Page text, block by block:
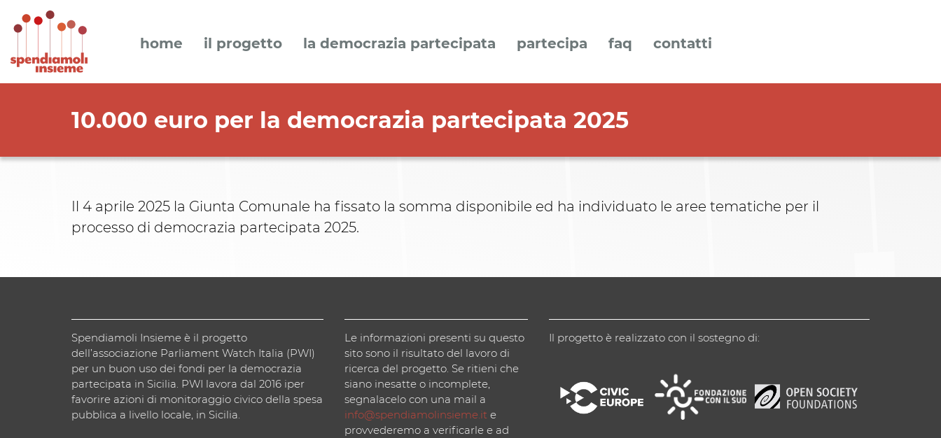
home il progetto la democrazia partecipata partecipa faq contatti
10.000 euro per la democrazia partecipata 2025
Il 4 aprile 2025 la Giunta Comunale ha fissato la somma disponibile ed ha individuato le aree tematiche per il
processo di democrazia partecipata 2025.
Spendiamoli Insieme è il progetto
dell’associazione Parliament Watch Italia (PWI)
per un buon uso dei fondi per la democrazia
partecipata in Sicilia. PWI lavora dal 2016 iper
favorire azioni di monitoraggio civico della spesa
pubblica a livello locale, in Sicilia.
Le informazioni presenti su questo
sito sono il risultato del lavoro di
ricerca del progetto. Se ritieni che
siano inesatte o incomplete,
segnalacelo con una mail a
info@spendiamolinsieme.ite
provvederemo a verificarle e ad
Il progetto è realizzato con il sostegno di: